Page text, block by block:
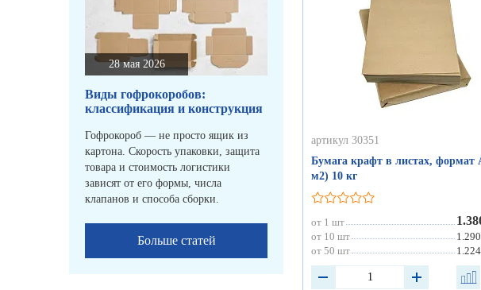
28 мая 2026
Виды гофрокоробов:
классификация и конструкция
Гофрокороб — не просто ящик из
картона. Скорость упаковки, защита
товара и стоимость логистики
зависят от его формы, числа
клапанов и способа сборки.
Больше статей
артикул 30351
Бумага крафт в листах, формат
м2) 10 кг
от 1 шт
от 10 шт
от 50 шт